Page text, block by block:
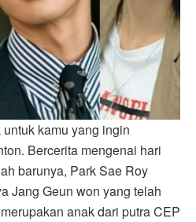
kamu yang ingin
Bercerita mengenai hari
barunya, Park Sae Roy
Jang Geun won yang telah
anak dari putra CEP